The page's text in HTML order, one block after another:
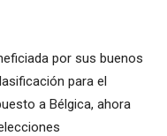
por sus buenos
para el
a Bélgica, ahora